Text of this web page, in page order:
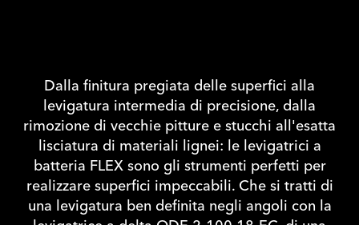
Dalla finitura pregiata delle superfici alla
levigatura intermedia di precisione, dalla
rimozione di vecchie pitture e stucchi all'esatta
lisciatura di materiali lignei: le levigatrici a
batteria FLEX sono gli strumenti perfetti per
realizzare superfici impeccabili. Che si tratti di
una levigatura ben definita negli angoli con la